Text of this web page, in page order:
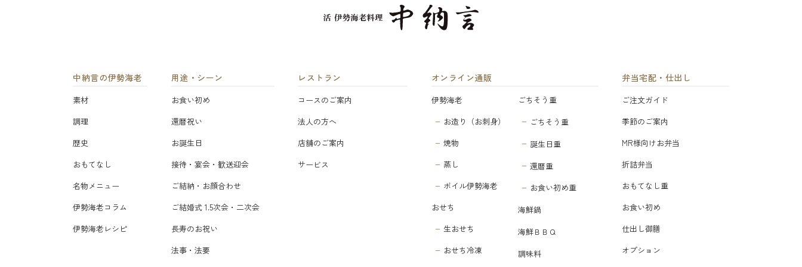
中納言の伊勢海老
素材
調理
歴史
おもてなし
名物メニュー
伊勢海老コラム
伊勢海老レシピ
用途・シーン
お食い初め
還暦祝い
お誕生日
接待・宴会・歓送迎会
ご結納・お顔合わせ
ご結婚式 1.5次会・二次会
長寿のお祝い
法事・法要
レストラン
コースのご案内
法人の方へ
店舗のご案内
サービス
オンライン通販
伊勢海老
お造り（お刺身）
焼物
蒸し
ボイル伊勢海老
おせち
生おせち
おせち冷凍
ごちそう重
ごちそう重
誕生日重
還暦重
お食い初め重
海鮮鍋
海鮮ＢＢＱ
調味料
弁当宅配・仕出し
ご注文ガイド
季節のご案内
MR様向けお弁当
折詰弁当
おもてなし重
お食い初め
仕出し御膳
オプション